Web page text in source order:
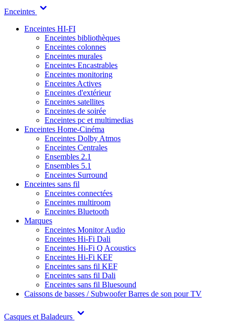
Enceintes
Enceintes HI-FI
Enceintes bibliothèques
Enceintes colonnes
Enceintes murales
Enceintes Encastrables
Enceintes monitoring
Enceintes Actives
Enceintes d'extérieur
Enceintes satellites
Enceintes de soirée
Enceintes pc et multimedias
Enceintes Home-Cinéma
Enceintes Dolby Atmos
Enceintes Centrales
Ensembles 2.1
Ensembles 5.1
Enceintes Surround
Enceintes sans fil
Enceintes connectées
Enceintes multiroom
Enceintes Bluetooth
Marques
Enceintes Monitor Audio
Enceintes Hi-Fi Dali
Enceintes Hi-Fi Q Acoustics
Enceintes Hi-Fi KEF
Enceintes sans fil KEF
Enceintes sans fil Dali
Enceintes sans fil Bluesound
Caissons de basses / SubwooferBarres de son pour TV
Casques et Baladeurs